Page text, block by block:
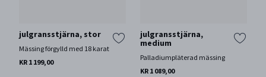
julgransstjärna, stor
Mässing förgylld med 18 karat
KR 1 199,00
julgransstjärna,
medium
Palladiumpläterad mässing
KR 1 089,00